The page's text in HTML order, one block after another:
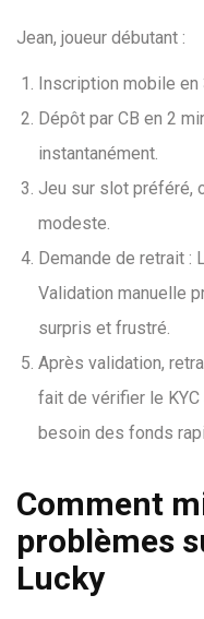
Jean, joueur débutant :
Inscription mobile en
Dépôt par CB en 2
instantanément.
Jeu sur slot préféré,
modeste.
Demande de retrait :
Validation manuelle
surpris et frustré.
Après validation,
fait de vérifier le KYC
besoin des fonds
Comment
problèmes
Lucky